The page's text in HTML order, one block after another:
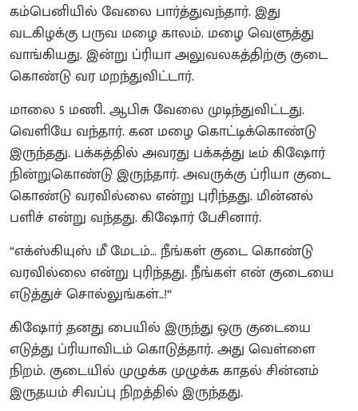
கம்பெனியில் வேலை பார்த்துவந்தார். இது
வடகிழக்கு பருவ மழை காலம். மழை வெளுத்து
வாங்கியது. இன்று ப்ரியா அலுவலகத்திற்கு குடை
கொண்டு வர மறந்துவிட்டார்.
மாலை 5 மணி. ஆபிசு வேலை முடிந்துவிட்டது.
வெளியே வந்தார். கன மழை கொட்டிக்கொண்டு
இருந்தது. பக்கத்தில் அவரது பக்கத்து டீம் கிஷோர்
நின்றுகொண்டு இருந்தார். அவருக்கு ப்ரியா குடை
கொண்டு வரவில்லை என்று புரிந்தது. மின்னல்
பளிச் என்று வந்தது. கிஷோர் பேசினார்.
“எக்ஸ்கியுஸ் மீ மேடம்… நீங்கள் குடை கொண்டு
வரவில்லை என்று புரிந்தது. நீங்கள் என் குடையை
எடுத்துச் சொல்லுங்கள்..!“
கிஷோர் தனது பையில் இருந்து ஒரு குடையை
எடுத்து ப்ரியாவிடம் கொடுத்தார். அது வெள்ளை
நிறம். குடையில் முழுக்க முழுக்க காதல் சின்னம்
இருதயம் சிவப்பு நிறத்தில் இருந்தது.